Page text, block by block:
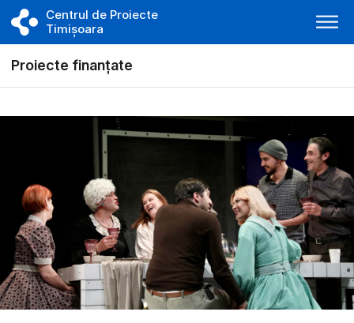
Centrul de Proiecte
Timișoara
Proiecte finanțate